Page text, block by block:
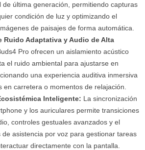
de última generación, permitiendo capturas
condición de luz y optimizando el
de paisajes de forma automática.
Ruido Adaptativa y Audio de Alta
Pro ofrecen un aislamiento acústico
el ruido ambiental para ajustarse en
una experiencia auditiva inmersiva
en carretera o momentos de relajación.
Inteligente: La sincronización
y los auriculares permite transiciones
controles gestuales avanzados y el
de asistencia por voz para gestionar tareas
directamente con la pantalla.